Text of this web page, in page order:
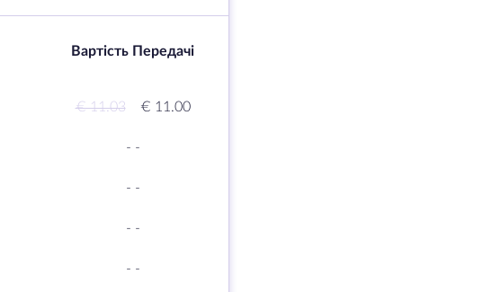
Вартість Передачі
€ 11.03 € 11.00
- -
- -
- -
- -